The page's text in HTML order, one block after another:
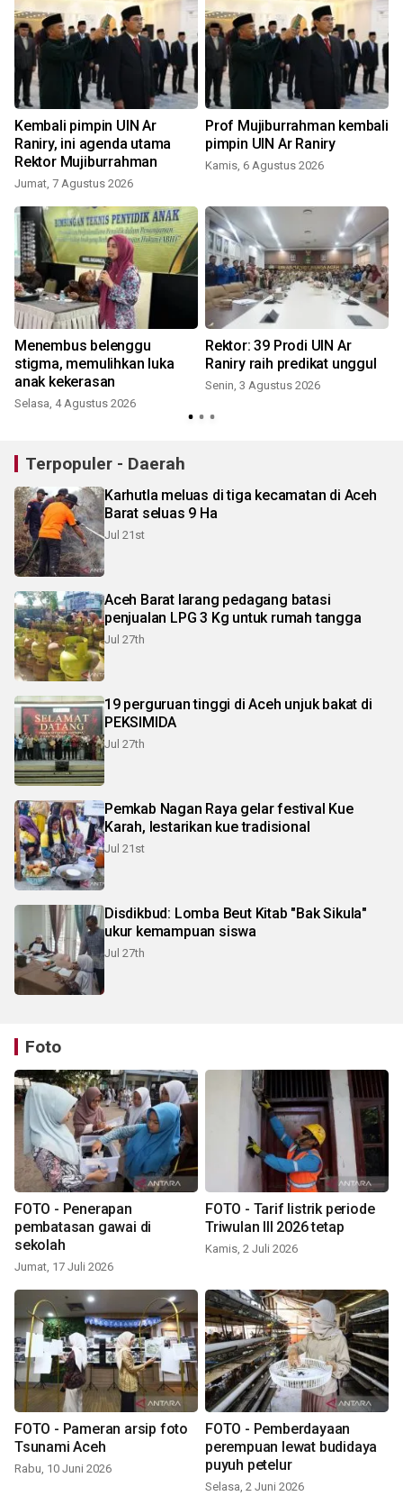
Kembali pimpin UIN Ar
Raniry, ini agenda utama
Rektor Mujiburrahman
Jumat, 7 Agustus 2026
Prof Mujiburrahman kembali
pimpin UIN Ar Raniry
Kamis, 6 Agustus 2026
Menembus belenggu
stigma, memulihkan luka
anak kekerasan
Selasa, 4 Agustus 2026
Rektor: 39 Prodi UIN Ar
Raniry raih predikat unggul
Senin, 3 Agustus 2026
Terpopuler - Daerah
Karhutla meluas di tiga kecamatan di Aceh
Barat seluas 9 Ha
Jul 21st
Aceh Barat larang pedagang batasi
penjualan LPG 3 Kg untuk rumah tangga
Jul 27th
19 perguruan tinggi di Aceh unjuk bakat di
PEKSIMIDA
Jul 27th
Pemkab Nagan Raya gelar festival Kue
Karah, lestarikan kue tradisional
Jul 21st
Disdikbud: Lomba Beut Kitab "Bak Sikula"
ukur kemampuan siswa
Jul 27th
Foto
FOTO - Penerapan
pembatasan gawai di
sekolah
Jumat, 17 Juli 2026
FOTO - Tarif listrik periode
Triwulan III 2026 tetap
Kamis, 2 Juli 2026
FOTO - Pameran arsip foto
Tsunami Aceh
Rabu, 10 Juni 2026
FOTO - Pemberdayaan
perempuan lewat budidaya
puyuh petelur
Selasa, 2 Juni 2026